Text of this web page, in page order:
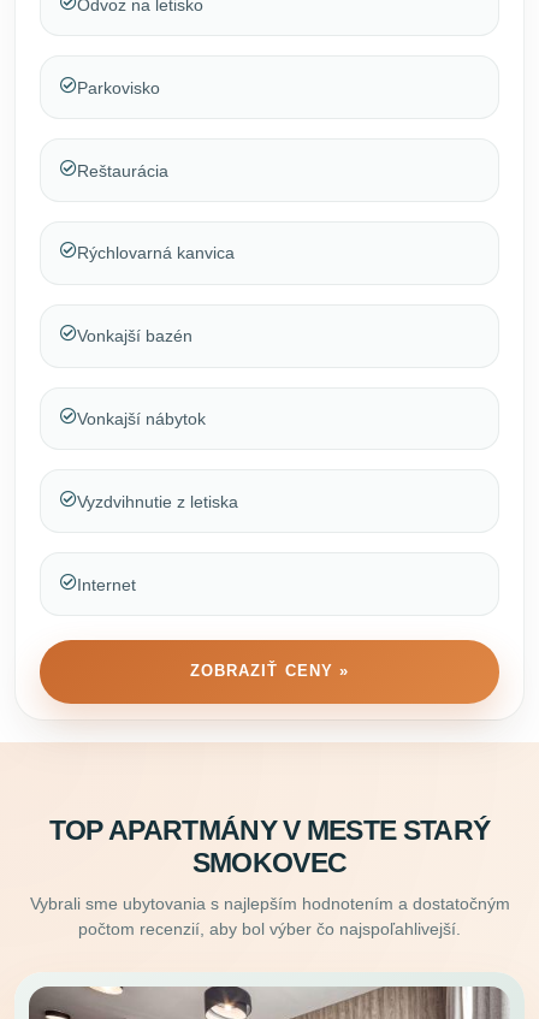
Odvoz na letisko
Parkovisko
Reštaurácia
Rýchlovarná kanvica
Vonkajší bazén
Vonkajší nábytok
Vyzdvihnutie z letiska
Internet
ZOBRAZIŤ CENY »
TOP APARTMÁNY V MESTE STARÝ
SMOKOVEC
Vybrali sme ubytovania s najlepším hodnotením a dostatočným
počtom recenzií, aby bol výber čo najspoľahlivejší.